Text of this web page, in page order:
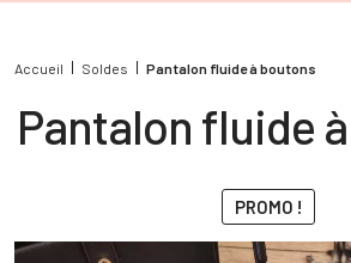
Accueil Soldes Pantalon fluide à boutons
Pantalon fluide
PROMO !